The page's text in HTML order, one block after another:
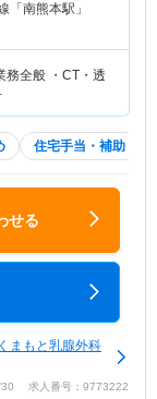
「南熊本駅」
務全般 ・CT・透
住宅手当・補助
せる
まもと乳腺外科
30 求人番号：9773222